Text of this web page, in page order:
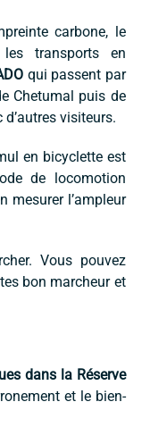
carbone, le
transports en
qui passent par
Chetumal puis de
visiteurs.
en bicyclette est
de locomotion
mesurer l’ampleur
Vous pouvez
bon marcheur et
dans la Réserve
et le bien-